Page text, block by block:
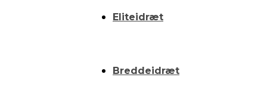
Eliteidræt
Breddeidræt